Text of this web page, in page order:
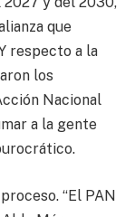
que
respecto a la
los
Nacional
a la gente
“El PAN